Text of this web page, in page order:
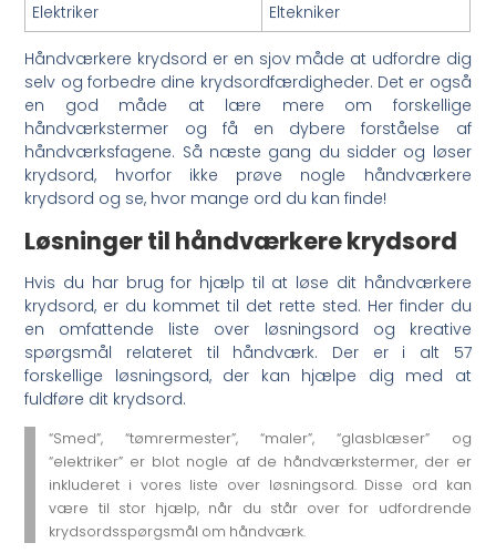
Elektriker Eltekniker
Håndværkere krydsord er en sjov måde at udfordre dig
selv og forbedre dine krydsordfærdigheder. Det er også
en god måde at lære mere om forskellige
håndværkstermer og få en dybere forståelse af
håndværksfagene. Så næste gang du sidder og løser
krydsord, hvorfor ikke prøve nogle håndværkere
krydsord og se, hvor mange ord du kan finde!
Løsninger til håndværkere krydsord
Hvis du har brug for hjælp til at løse dit håndværkere
krydsord, er du kommet til det rette sted. Her finder du
en omfattende liste over løsningsord og kreative
spørgsmål relateret til håndværk. Der er i alt 57
forskellige løsningsord, der kan hjælpe dig med at
fuldføre dit krydsord.
“Smed”, “tømrermester”, “maler”, “glasblæser” og
“elektriker” er blot nogle af de håndværkstermer, der er
inkluderet i vores liste over løsningsord. Disse ord kan
være til stor hjælp, når du står over for udfordrende
krydsordsspørgsmål om håndværk.